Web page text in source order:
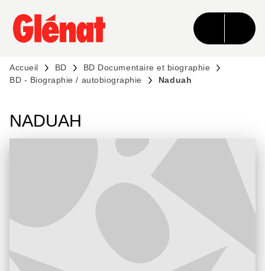
MENU RECHERCHE CONTENU
PIED DE PAGE
Accueil BD
BD Documentaire et biographie
BD - Biographie / autobiographie
Naduah
NADUAH